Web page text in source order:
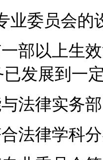
业委员会的
一部以上生
发展到一
与法律实务
合法律学科